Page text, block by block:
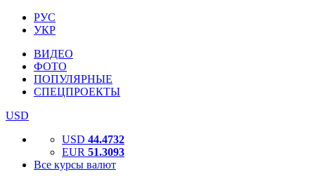
РУС
УКР
ВИДЕО
ФОТО
ПОПУЛЯРНЫЕ
СПЕЦПРОЕКТЫ
USD
USD 44.4732
EUR 51.3093
Все курсы валют